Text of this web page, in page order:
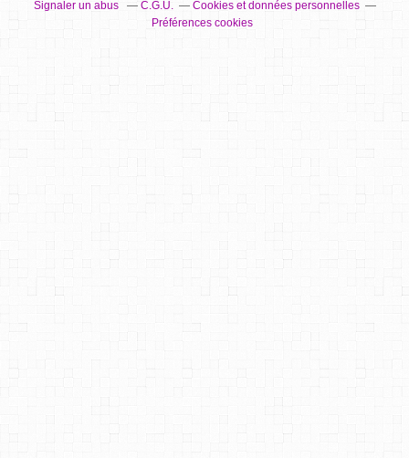
Signaler un abus C.G.U.
Cookies et données personnelles
Préférences cookies